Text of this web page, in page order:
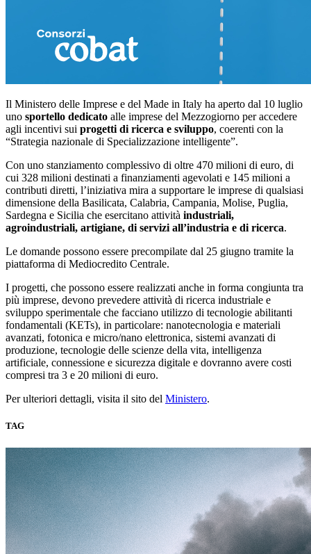
Il Ministero delle Imprese e del Made in Italy ha aperto dal 10 luglio
uno sportello dedicato alle imprese del Mezzogiorno per accedere
agli incentivi sui progetti di ricerca e sviluppo, coerenti con la
“Strategia nazionale di Specializzazione intelligente”.
Con uno stanziamento complessivo di oltre 470 milioni di euro, di
cui 328 milioni destinati a finanziamenti agevolati e 145 milioni a
contributi diretti, l’iniziativa mira a supportare le imprese di qualsiasi
dimensione della Basilicata, Calabria, Campania, Molise, Puglia,
Sardegna e Sicilia che esercitano attività industriali,
agroindustriali, artigiane, di servizi all’industria e di ricerca.
Le domande possono essere precompilate dal 25 giugno tramite la
piattaforma di Mediocredito Centrale.
I progetti, che possono essere realizzati anche in forma congiunta tra
più imprese, devono prevedere attività di ricerca industriale e
sviluppo sperimentale che facciano utilizzo di tecnologie abilitanti
fondamentali (KETs), in particolare: nanotecnologia e materiali
avanzati, fotonica e micro/nano elettronica, sistemi avanzati di
produzione, tecnologie delle scienze della vita, intelligenza
artificiale, connessione e sicurezza digitale e dovranno avere costi
compresi tra 3 e 20 milioni di euro.
Per ulteriori dettagli, visita il sito del Ministero.
TAG